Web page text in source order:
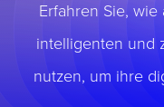
Erfahren Sie,
intelligenten und
nutzen, um ihre